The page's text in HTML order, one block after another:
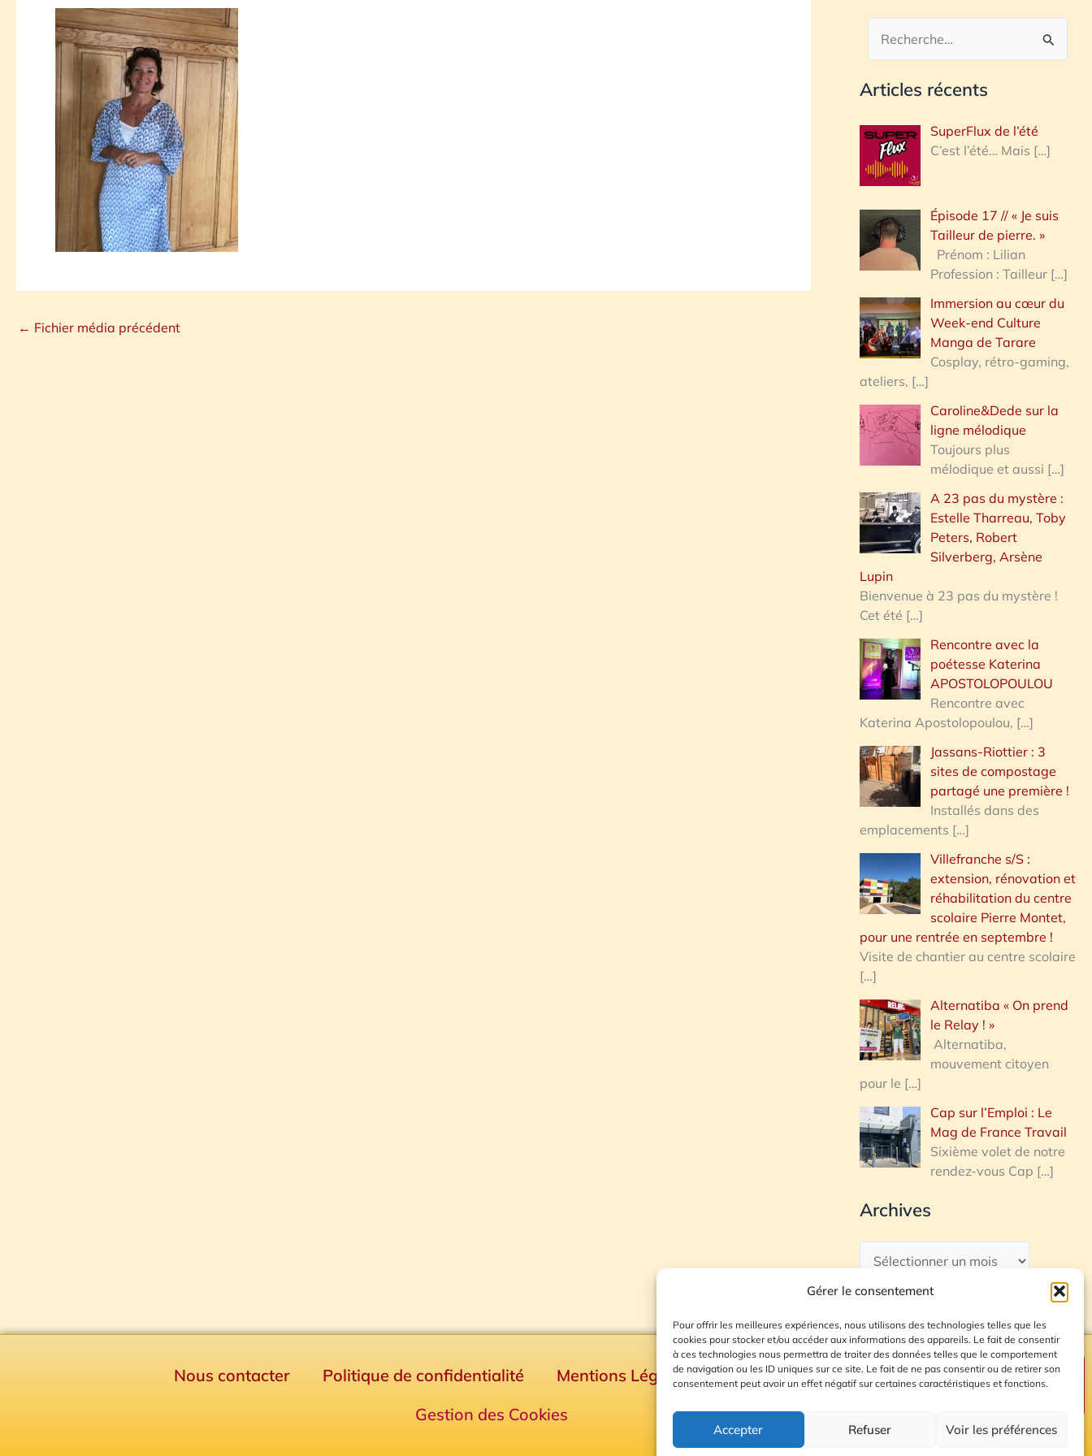
Gérer le consentement
Pour offrir les meilleures expériences, nous utilisons des technologies telles que les
cookies pour stocker et/ou accéder aux informations des appareils. Le fait de consentir
à ces technologies nous permettra de traiter des données telles que le comportement
de navigation ou les ID uniques sur ce site. Le fait de ne pas consentir ou de retirer son
consentement peut avoir un effet négatif sur certaines caractéristiques et fonctions.
Accepter Refuser Voir les préférences
← Fichier média précédent
c
h
r
h
e
:
Articles récents
SuperFlux de l’été
C’est l’été… Mais […]
Épisode 17 // « Je suis
Tailleur de pierre. »
Prénom : Lilian
Profession : Tailleur […]
Immersion au cœur du
Week-end Culture
Manga de Tarare
Cosplay, rétro-gaming,
ateliers, […]
Caroline&Dede sur la
ligne mélodique
Toujours plus
mélodique et aussi […]
A 23 pas du mystère :
Estelle Tharreau, Toby
Peters, Robert
Silverberg, Arsène
Lupin
Bienvenue à 23 pas du mystère !
Cet été […]
Rencontre avec la
poétesse Katerina
APOSTOLOPOULOU
Rencontre avec
Katerina Apostolopoulou, […]
Jassans-Riottier : 3
sites de compostage
partagé une première !
Installés dans des
emplacements […]
Villefranche s/S :
extension, rénovation et
réhabilitation du centre
scolaire Pierre Montet,
pour une rentrée en septembre !
Visite de chantier au centre scolaire
[…]
Alternatiba « On prend
le Relay ! »
Alternatiba,
mouvement citoyen
pour le […]
Cap sur l’Emploi : Le
Mag de France Travail
Sixième volet de notre
rendez-vous Cap […]
Archives
Nous contacter Politique de confidentialité Mentions Légales
Plan du site
Gestion des Cookies